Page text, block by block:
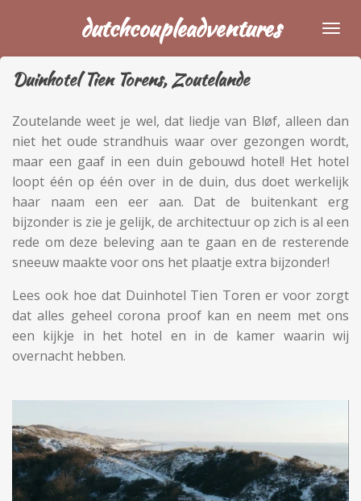
naar
de
dutchcoupleadventures
Duinhotel Tien Torens, Zoutelande
Zoutelande weet je wel, dat liedje van Bløf, alleen dan
niet het oude strandhuis waar over gezongen wordt,
maareen gaaf in een duin gebouwd hotel! Het hotel
loopt één op één over in de duin, dus doet werkelijk
haar naam een eer aan. Dat de buitenkant erg
bijzonder is zie je gelijk, de architectuur op zich is al een
rede om deze beleving aan te gaan en de resterende
sneeuw maakte voor ons het plaatje extra bijzonder!
Lees ook hoe dat Duinhotel Tien Toren er voor zorgt
dat alles geheel corona proof kan en neem met ons
een kijkje in het hotel en in de kamer waarin wij
overnacht hebben.